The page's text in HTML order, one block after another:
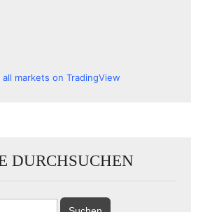
all markets on TradingView
DURCHSUCHEN